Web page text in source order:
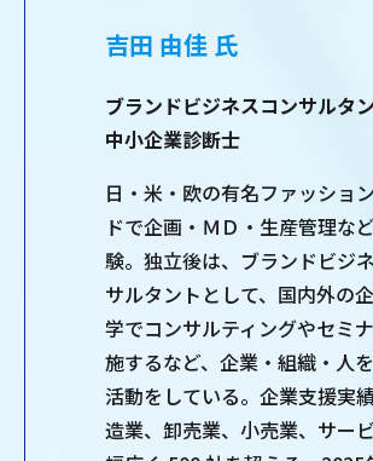
吉田 由佳 氏
ブランドビジネスコンサルタ
中小企業診断士
日・米・欧の有名ファッショ
ドで企画・ＭＤ・生産管理な
験。独立後は、ブランドビジ
サルタントとして、国内外の
学でコンサルティングやセミ
施するなど、企業・組織・人
活動をしている。企業支援実
造業、卸売業、小売業、サー